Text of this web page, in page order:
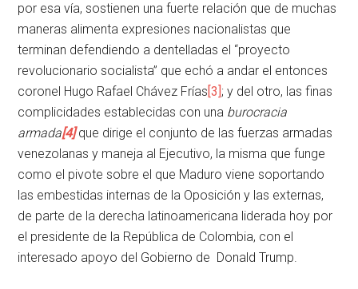
por esa vía, sostienen una fuerte relación que de muchas
maneras alimenta expresiones nacionalistas que
terminan defendiendo a dentelladas el “proyecto
revolucionario socialista” que echó a andar el entonces
coronel Hugo Rafael Chávez Frías [3] ; y del otro, las finas
complicidades establecidas con una burocracia
armada[4]que dirige el conjunto de las fuerzas armadas
venezolanas y maneja al Ejecutivo, la misma que funge
como el pivote sobre el que Maduro viene soportando
las embestidas internas de la Oposición y las externas,
de parte de la derecha latinoamericana liderada hoy por
el presidente de la República de Colombia, con el
interesado apoyo del Gobierno de Donald Trump.